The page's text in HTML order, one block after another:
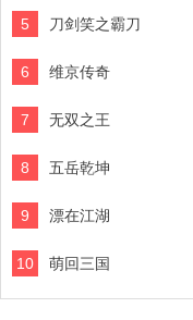
5 刀剑笑之霸刀
6 维京传奇
7 无双之王
8 五岳乾坤
9 漂在江湖
10 萌回三国